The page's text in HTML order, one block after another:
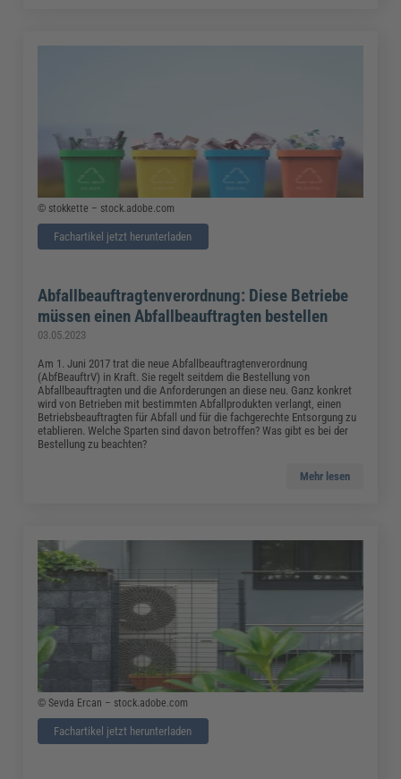
© stokkette – stock.adobe.com
Fachartikel jetzt herunterladen
Abfallbeauftragtenverordnung: Diese Betriebe
müssen einen Abfallbeauftragten bestellen
03.05.2023
Am 1. Juni 2017 trat die neue Abfallbeauftragtenverordnung
(AbfBeauftrV) in Kraft. Sie regelt seitdem die Bestellung von
Abfallbeauftragten und die Anforderungen an diese neu. Ganz konkret
wird von Betrieben mit bestimmten Abfallprodukten verlangt, einen
Betriebsbeauftragten für Abfall und für die fachgerechte Entsorgung zu
etablieren. Welche Sparten sind davon betroffen? Was gibt es bei der
Bestellung zu beachten?
Mehr lesen
© Sevda Ercan – stock.adobe.com
Fachartikel jetzt herunterladen